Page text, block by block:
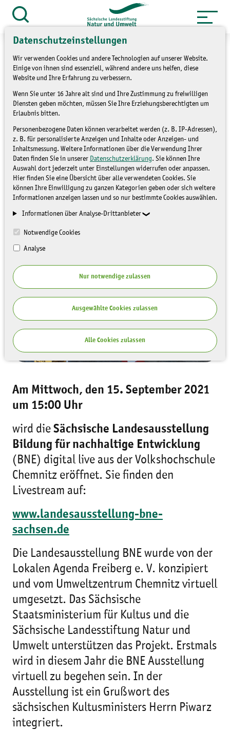
Datenschutzeinstellungen
Wir verwenden Cookies und andere Technologien auf unserer Website.
Einige von ihnen sind essenziell, während andere uns helfen, diese
Website und Ihre Erfahrung zu verbessern.
Wenn Sie unter 16 Jahre alt sind und Ihre Zustimmung zu freiwilligen
Diensten geben möchten, müssen Sie Ihre Erziehungsberechtigten um
Erlaubnis bitten.
Personenbezogene Daten können verarbeitet werden (z. B. IP-Adressen),
z. B. für personalisierte Anzeigen und Inhalte oder Anzeigen- und
Inhaltsmessung. Weitere Informationen über die Verwendung Ihrer
Daten finden Sie in unserer Datenschutzerklärung. Sie können Ihre
Auswahl dort jederzeit unter Einstellungen widerrufen oder anpassen.
Hier finden Sie eine Übersicht über alle verwendeten Cookies. Sie
können Ihre Einwilligung zu ganzen Kategorien geben oder sich weitere
Informationen anzeigen lassen und so nur bestimmte Cookies auswählen.
Informationen über Analyse-Drittanbieter
Notwendige Cookies
Analyse
Nur notwendige zulassen
Ausgewählte Cookies zulassen
Alle Cookies zulassen
Zum
Inhalt
springen
Suche
öffnen
Service » Presse und Medien
» Pressemitteilungen
Digitale Eröffnung
Sächsische
Landesausstellung Bildung
für nachhaltige
Entwicklung (BNE)
PRESSEMITTEILUNGEN
Am Mittwoch, den 15. September 2021
um 15:00 Uhr
wird die Sächsische Landesausstellung
Bildung für nachhaltige Entwicklung
(BNE) digital live aus der Volkshochschule
Chemnitz eröffnet. Sie finden den
Livestream auf:
www.landesausstellung-bne-
sachsen.de
Die Landesausstellung BNE wurde von der
Lokalen Agenda Freiberg e. V. konzipiert
und vom Umweltzentrum Chemnitz virtuell
umgesetzt. Das Sächsische
Staatsministerium für Kultus und die
Sächsische Landesstiftung Natur und
Umwelt unterstützen das Projekt. Erstmals
wird in diesem Jahr die BNE Ausstellung
virtuell zu begehen sein. In der
Ausstellung ist ein Grußwort des
sächsischen Kultusministers Herrn Piwarz
integriert.